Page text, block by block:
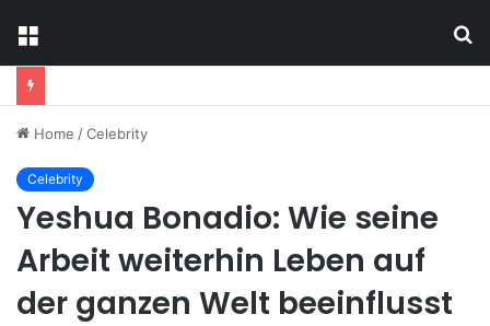
Menu
Home /Celebrity
Celebrity
Yeshua Bonadio: Wie seine
Arbeit weiterhin Leben auf
der ganzen Welt beeinflusst